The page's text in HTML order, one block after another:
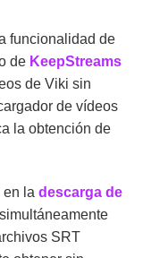
funcionalidad de
de KeepStreams
de Viki sin
de vídeos
la obtención de
en la descarga de
SRT